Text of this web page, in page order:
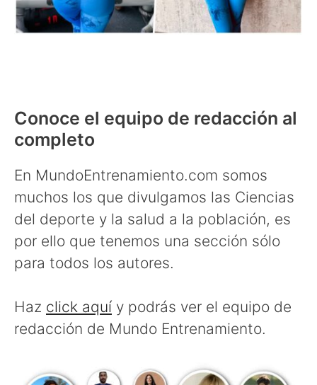
Conoce el equipo de redacción al
completo
En MundoEntrenamiento.com somos
muchos los que divulgamos las Ciencias
del deporte y la salud a la población, es
por ello que tenemos una sección sólo
para todos los autores.
Haz click aquí y podrás ver el equipo de
redacción de Mundo Entrenamiento.